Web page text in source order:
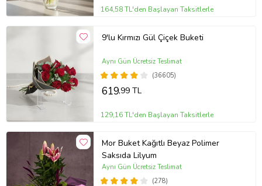
164,58 TL'den Başlayan Taksitlerle
9'lu Kırmızı Gül Çiçek Buketi
(36605)
Aynı Gün Ücretsiz Teslimat
619,99 TL
129,16 TL'den Başlayan Taksitlerle
Mor Buket Kağıtlı Beyaz Polimer
Saksıda Lilyum
(278)
Aynı Gün Ücretsiz Teslimat